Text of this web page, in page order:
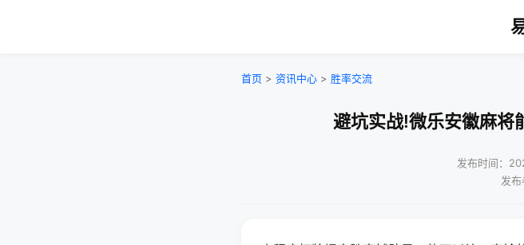
首页 > 资讯中心 > 胜率交流
避坑实战!微乐安徽麻将
发布时间：
发